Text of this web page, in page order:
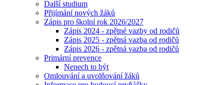
Další studium
Přijímání nových žáků
Zápis pro školní rok 2026/2027
Zápis 2024 - zpětné vazby od rodičů
Zápis 2025 - zpětná vazba od rodičů
Zápis 2026 - zpětná vazba od rodičů
Primární prevence
Nenech to být
Omlouvání a uvolňování žáků